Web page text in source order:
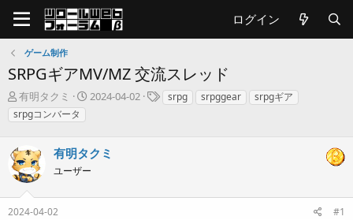
ログイン
ゲーム制作
SRPGギアMV/MZ 交流スレッド
T
h
r
a
d
s
t
a
有明タクミ
開
2024-04-02
タsrpg srpggear
srpgギア
srpgコンバータ
有明タクミ
ユーザー
2024-04-02 #1